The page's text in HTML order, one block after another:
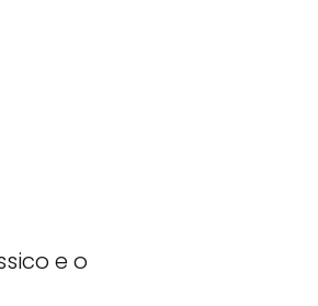
e o